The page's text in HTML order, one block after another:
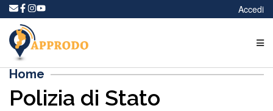
Accedi
Home
Polizia di Stato